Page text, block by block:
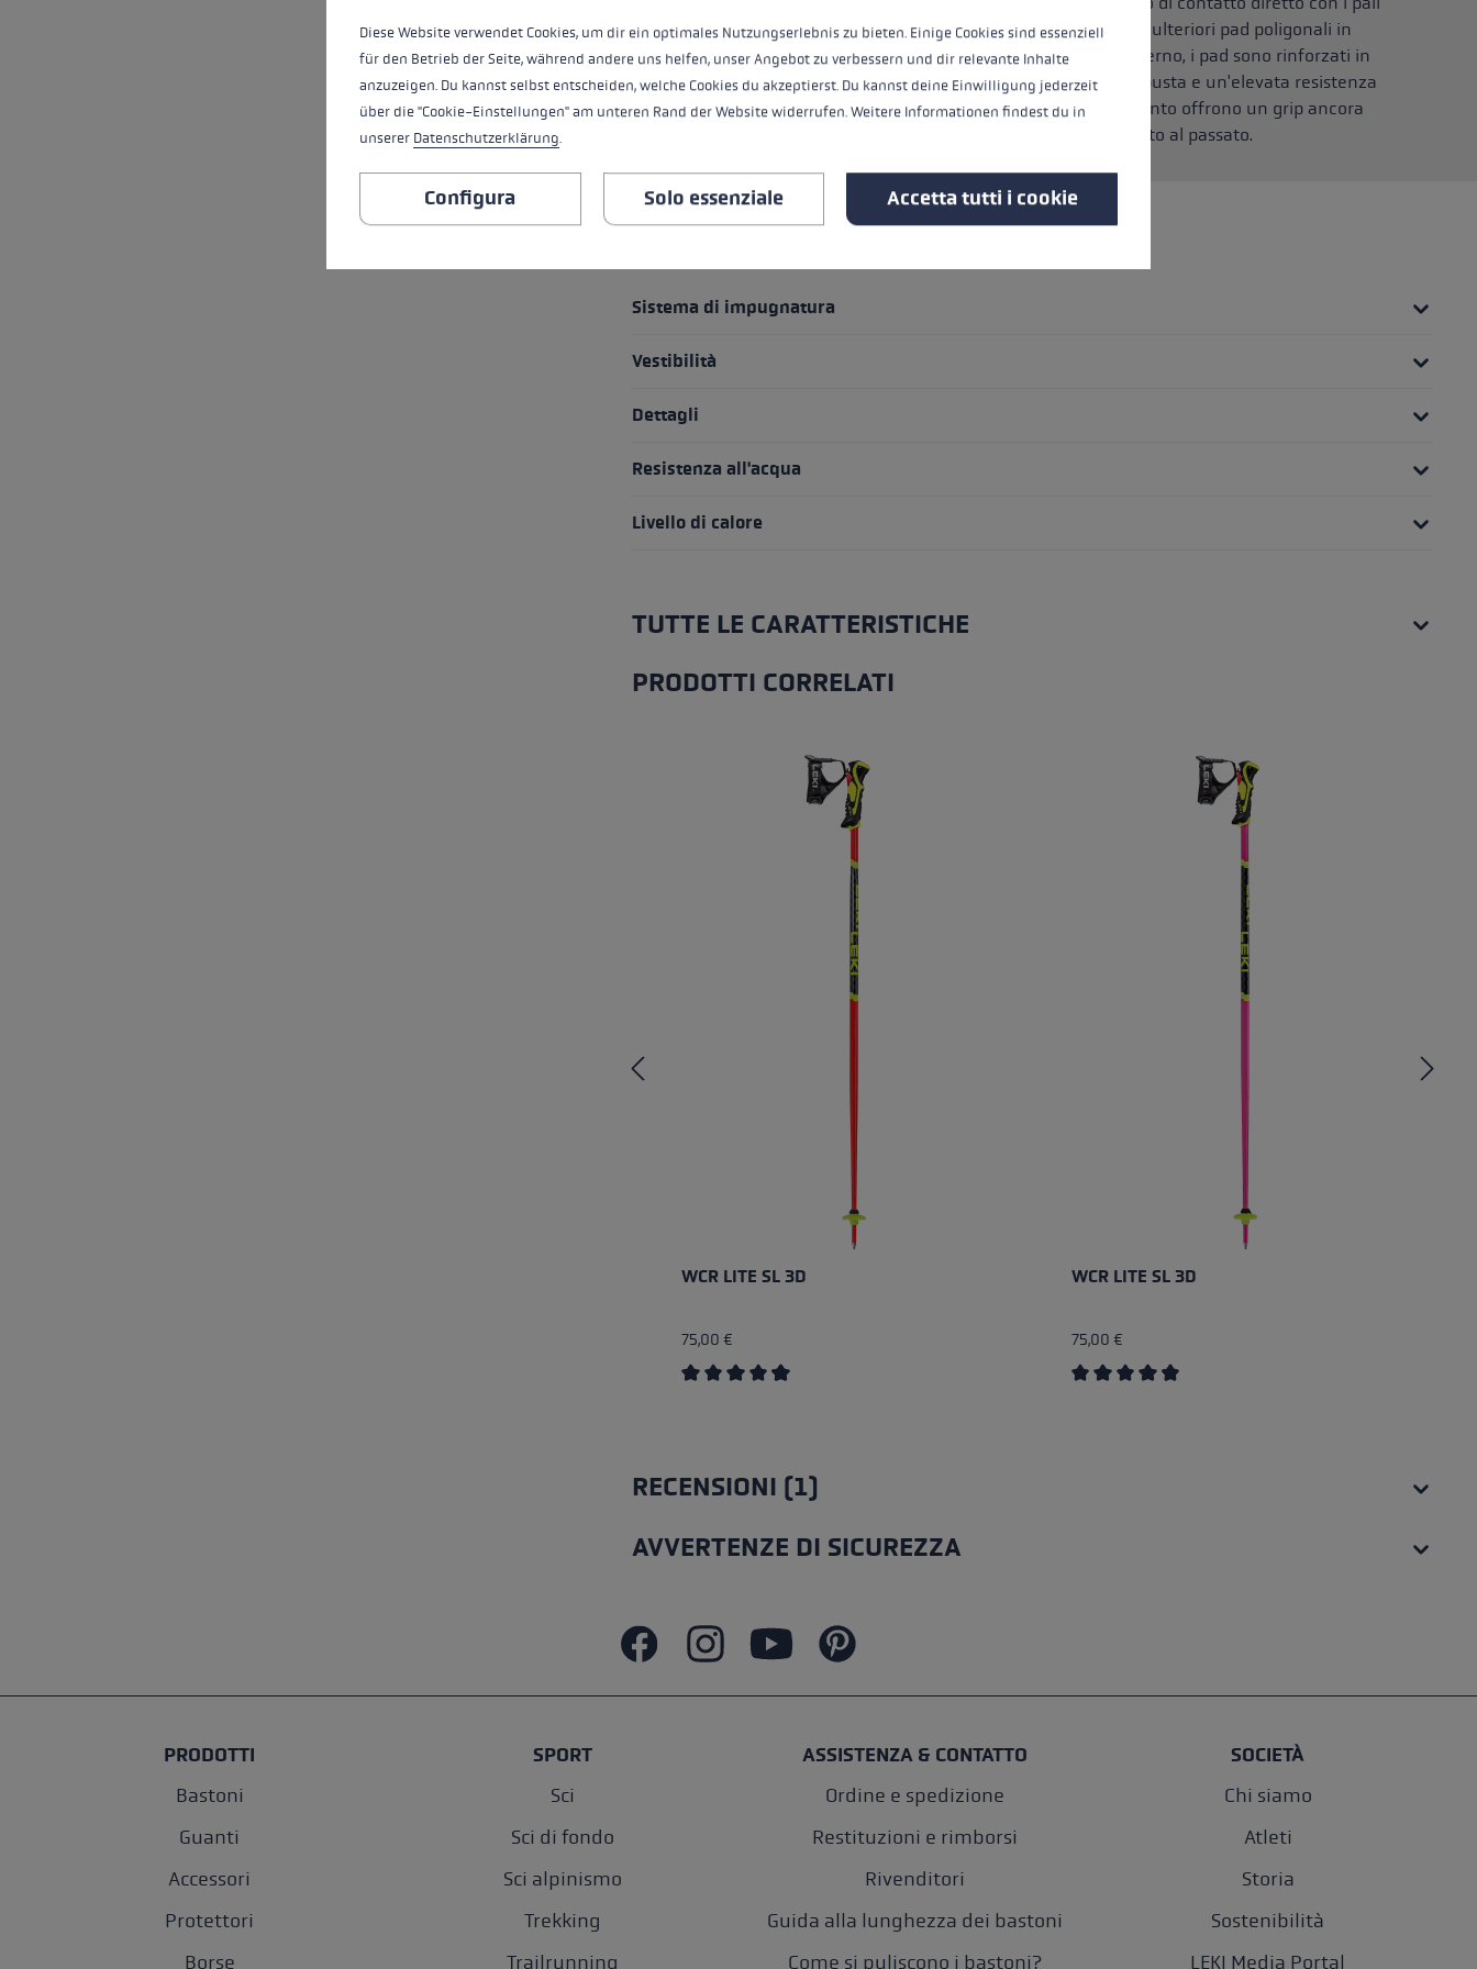
della porta. Per aumentare la protezione, sono stati aggiunti ulteriori pad poligonali in
silicone alle dita, a completamento dello Speed Panel. All'esterno, i pad sono rinforzati in
ceramica, che garantisce una superficie particolarmente robusta e un'elevata resistenza
all'abrasione. Gli inserti in silicone presenti sul palmo del guanto offrono un grip ancora
maggiore e quindi una migliore tenuta del bastoncino rispetto al passato.
Sistema di impugnatura
Vestibilità
Dettagli
Resistenza all'acqua
Livello di calore
TUTTE LE CARATTERISTICHE
PRODOTTI CORRELATI
WCR LITE SL 3D
75,00 €
WCR LITE SL 3D
75,00 €
RECENSIONI (1)
AVVERTENZE DI SICUREZZA
PRODOTTI
Bastoni
Guanti
Accessori
Protettori
Borse
SPORT
Sci
Sci di fondo
Sci alpinismo
Trekking
Trailrunning
ASSISTENZA & CONTATTO
Ordine e spedizione
Restituzioni e rimborsi
Rivenditori
Guida alla lunghezza dei bastoni
Come si puliscono i bastoni?
SOCIETÀ
Chi siamo
Atleti
Storia
Sostenibilità
LEKI Media Portal
Diese Website verwendet Cookies, um dir ein optimales Nutzungserlebnis zu bieten. Einige Cookies sind essenziell
für den Betrieb der Seite, während andere uns helfen, unser Angebot zu verbessern und dir relevante Inhalte
anzuzeigen. Du kannst selbst entscheiden, welche Cookies du akzeptierst. Du kannst deine Einwilligung jederzeit
über die "Cookie-Einstellungen" am unteren Rand der Website widerrufen. Weitere Informationen findest du in
unserer Datenschutzerklärung.
Configura Solo essenziale Accetta tutti i cookie